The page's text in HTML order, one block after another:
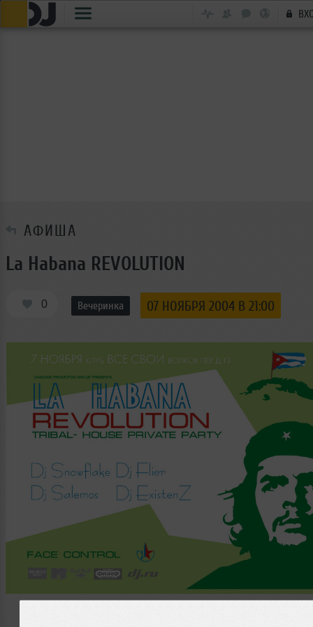
АФИША
La Habana REVOLUTION
0 Вечеринка 07 НОЯБРЯ 2004 В 21:00